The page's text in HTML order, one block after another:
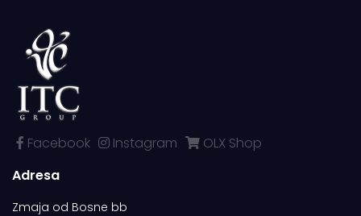
Facebook Instagram
OLX Shop
Adresa
Zmaja od Bosne bb